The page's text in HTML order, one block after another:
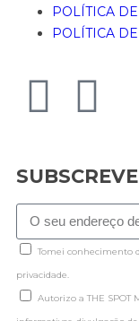
POLÍTICA
POLÍTICA
Tomei conhecimento
privacidade.
Autorizo a THE SPOT